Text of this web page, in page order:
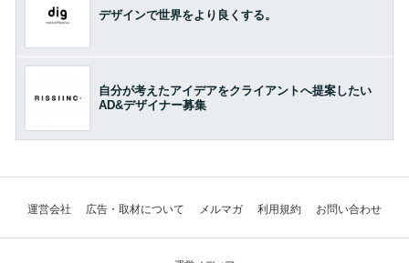
デザインで世界をより良くする。
自分が考えたアイデアをクライアントへ提案したい
AD&デザイナー募集
運営会社 広告・取材について メルマガ 利用規約 お問い合わせ